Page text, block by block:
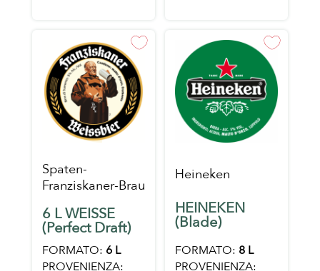
Spaten-
Franziskaner-Brau
6 L WEISSE
(Perfect Draft)
FORMATO: 6 L
PROVENIENZA:
Heineken
HEINEKEN
(Blade)
FORMATO: 8 L
PROVENIENZA: